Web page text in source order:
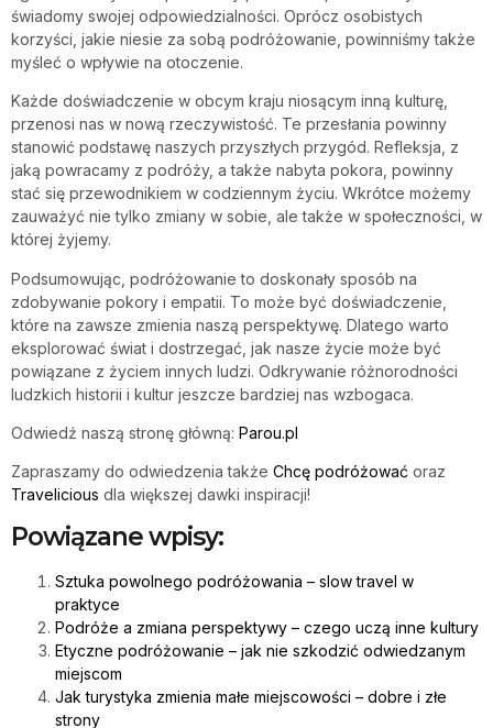
świadomy swojej odpowiedzialności. Oprócz osobistych
korzyści, jakie niesie za sobą podróżowanie, powinniśmy także
myśleć o wpływie na otoczenie.
Każde doświadczenie w obcym kraju niosącym inną kulturę,
przenosi nas w nową rzeczywistość. Te przesłania powinny
stanowić podstawę naszych przyszłych przygód. Refleksja, z
jaką powracamy z podróży, a także nabyta pokora, powinny
stać się przewodnikiem w codziennym życiu. Wkrótce możemy
zauważyć nie tylko zmiany w sobie, ale także w społeczności, w
której żyjemy.
Podsumowując, podróżowanie to doskonały sposób na
zdobywanie pokory i empatii. To może być doświadczenie,
które na zawsze zmienia naszą perspektywę. Dlatego warto
eksplorować świat i dostrzegać, jak nasze życie może być
powiązane z życiem innych ludzi. Odkrywanie różnorodności
ludzkich historii i kultur jeszcze bardziej nas wzbogaca.
Odwiedź naszą stronę główną: Parou.pl
Zapraszamy do odwiedzenia także Chcę podróżować oraz
Travelicious dla większej dawki inspiracji!
Powiązane wpisy:
Sztuka powolnego podróżowania – slow travel w
praktyce
Podróże a zmiana perspektywy – czego uczą inne kultury
Etyczne podróżowanie – jak nie szkodzić odwiedzanym
miejscom
Jak turystyka zmienia małe miejscowości – dobre i złe
strony